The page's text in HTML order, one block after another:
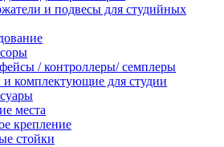
и подвесы для студийных
/ контроллеры/ семплеры
и комплектующие для студии
места
крепление
стойки